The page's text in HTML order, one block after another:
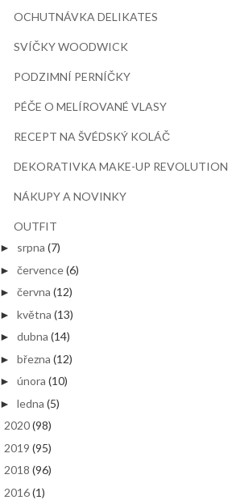
OCHUTNÁVKA DELIKATES
SVÍČKY WOODWICK
PODZIMNÍ PERNÍČKY
PÉČE O MELÍROVANÉ VLASY
RECEPT NA ŠVÉDSKÝ KOLÁČ
DEKORATIVKA MAKE-UP REVOLUTION
NÁKUPY A NOVINKY
OUTFIT
► srpna (7)
►července(6)
►června (12)
►května (13)
►dubna (14)
►března (12)
►února (10)
►ledna (5)
2020 (98)
2019 (95)
2018 (96)
2016 (1)